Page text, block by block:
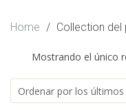
Home / Collection
Mostrando el único